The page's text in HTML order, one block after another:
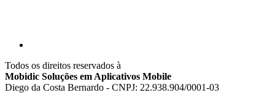
Todos os direitos reservados à
Mobidic Soluções em Aplicativos Mobile
Diego da Costa Bernardo - CNPJ: 22.938.904/0001-03